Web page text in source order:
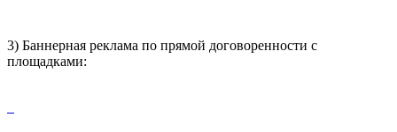
3) Баннерная реклама по прямой договоренности с
площадками: